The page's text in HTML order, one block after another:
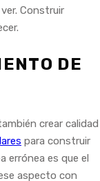
Construir
DE
crear calidad
para construir
errónea es que el
aspecto con